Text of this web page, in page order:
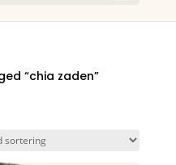
“chia zaden”